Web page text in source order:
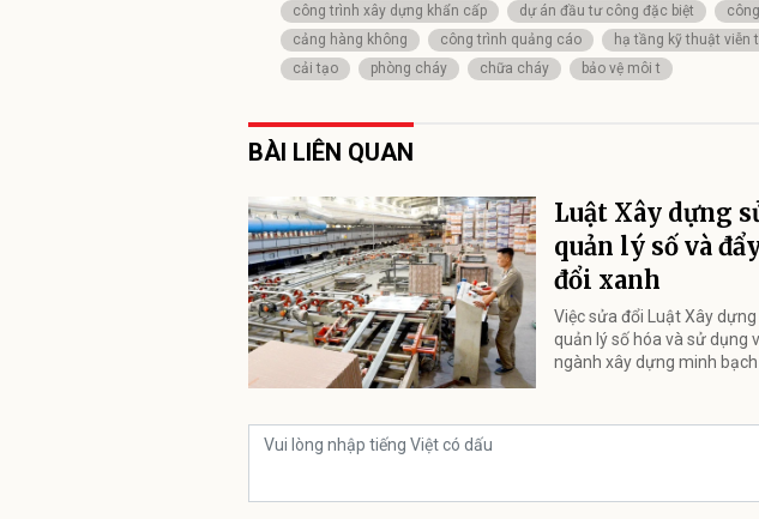
công trình xây dựng khẩn cấp
dự án đầu tư công đặc biệt
cảng hàng không
công trình quảng cáo hạ tầng kỹ thuật viễn
cải tạo
phòng cháy chữa cháy bảo vệ môi t
BÀI LIÊN QUAN
Luật Xây dựng
quản lý số và
đổi xanh
Việc sửa đổi Luật Xây
quản lý số hóa và sử dụng
ngành xây dựng minh bạch